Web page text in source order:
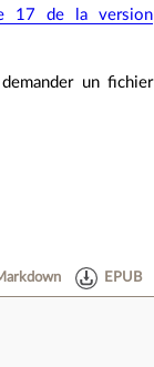
17 de la version
un fichier
EPUB